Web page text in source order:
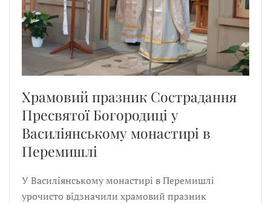
Храмовий празник Сострадання
Пресвятої Богородиці у
Василіянському монастирі в
Перемишлі
У Василіянському монастирі в Перемишлі
урочисто відзначили храмовий празник